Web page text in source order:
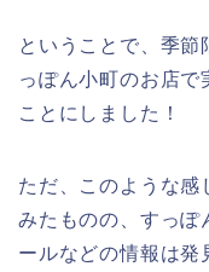
ということで、季節
っぽん小町のお店で
ことにしました！
ただ、このような感
みたものの、すっぽ
ールなどの情報は発